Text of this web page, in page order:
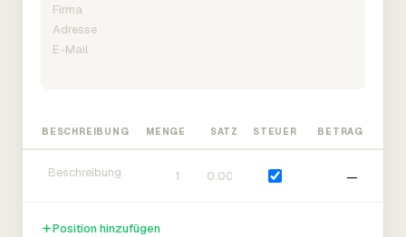
BESCHREIBUNG MENGE SATZ STEUER BETRAG
—
Position hinzufügen